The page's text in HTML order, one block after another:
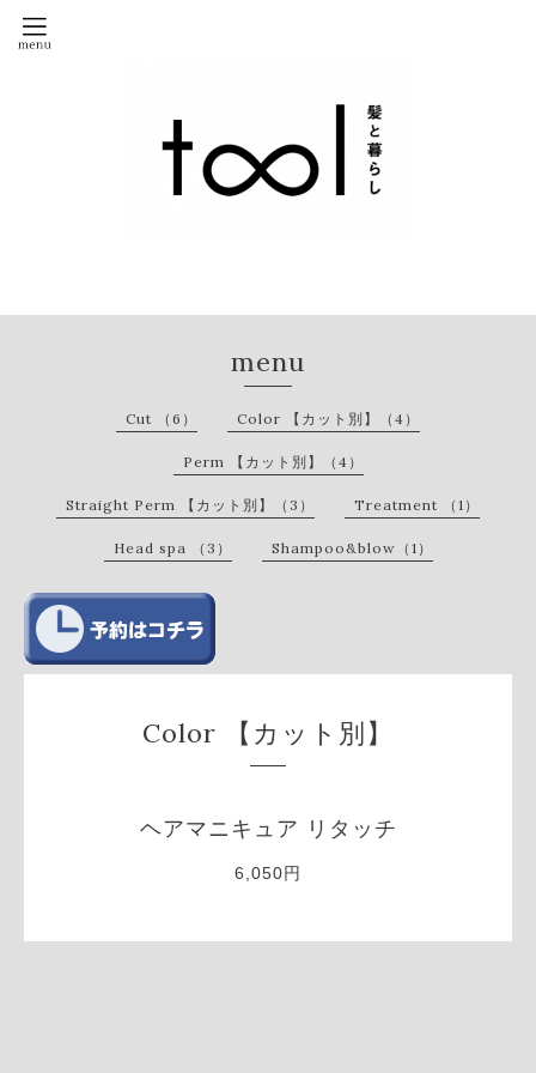
menu
Cut （6） Color 【カット別】（4）
Perm 【カット別】（4）
Straight Perm 【カット別】（3） Treatment （1）
Head spa （3） Shampoo&blow（1）
Color 【カット別】
ヘアマニキュア リタッチ
6,050円